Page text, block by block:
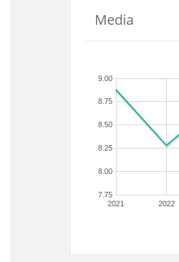
Media
2021 2022
7.75
8.00
8.25
8.50
8.75
9.00